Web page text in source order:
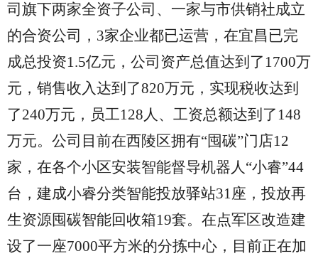
司旗下两家全资子公司、一家与市供销社成立
的合资公司，3家企业都已运营，在宜昌已完
成总投资1.5亿元，公司资产总值达到了1700万
元，销售收入达到了820万元，实现税收达到
了240万元，员工128人、工资总额达到了148
万元。公司目前在西陵区拥有“囤碳”门店12
家，在各个小区安装智能督导机器人“小睿”44
台，建成小睿分类智能投放驿站31座，投放再
生资源囤碳智能回收箱19套。在点军区改造建
设了一座7000平方米的分拣中心，目前正在加